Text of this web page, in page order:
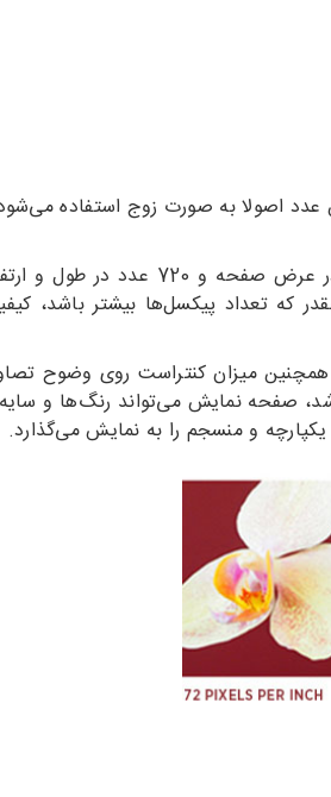
عدد اصولا به صورت زوج استفاده
به طور مثال اگر رزولوشن عددی معادل 1280*720 باشد به این معنی است که این صفحه نمایش دارای تعداد 1280 پیکسل در عرض صفحه و
که تعداد پیکسل‌ها بیشتر باشد،
میزان کنتراست روی وضوح
صفحه نمایش می‌تواند رنگ‌ها و
و منسجم را به نمایش می‌گذارد.